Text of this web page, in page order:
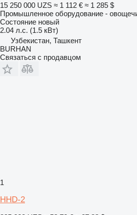
15 250 000 UZS ≈ 1 112 € ≈ 1 285 $
Промышленное оборудование -
Состояние новый
2.04 л.с. (1.5 кВт)
Узбекистан, Ташкент
BURHAN
Связаться с продавцом
1
HHD-2